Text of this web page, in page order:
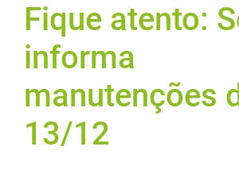
Fique atento:
informa
manutenções
13/12